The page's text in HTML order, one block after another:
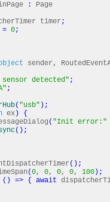
:
Page
timer ;
= 0;
sender,
sensor detected" ;
;
( "usb" ) ;
ex )
{
( "Init error:"
( ) ;
( ) ;
(0, 0, 0, 0, 100 ) ;
( ) => { await